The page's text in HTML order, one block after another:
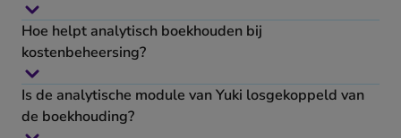
Hoe helpt analytisch boekhouden bij
kostenbeheersing?
Is de analytische module van Yuki losgekoppeld van
de boekhouding?